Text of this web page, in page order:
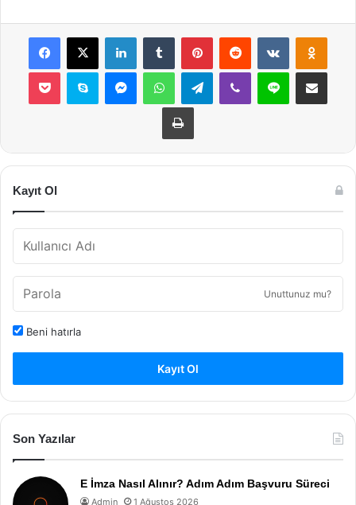
Facebook
X LinkedInTumblr PinterestReddit VKontakte
Pocket Skype MessengerWhatsAppTelegramViber Line E-Posta ile
Yazdır
Kayıt Ol
Unuttunuz mu?
Beni hatırla
Kayıt Ol
Son Yazılar
E İmza Nasıl Alınır? Adım Adım Başvuru Süreci
Admin 1 Ağustos 2026